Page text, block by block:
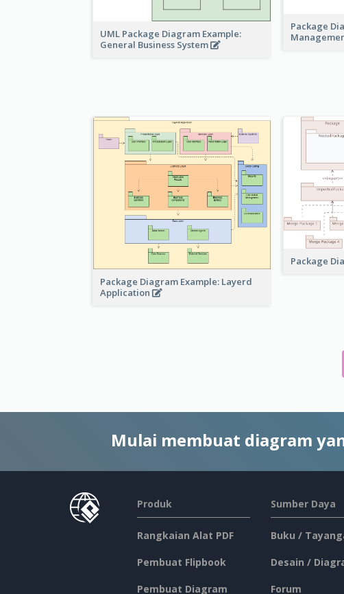
UML Package Diagram Example:
General Business System
Package
Package Diagram Example: Layerd
Application
Package
Mulai membuat diagram
Produk
Rangkaian Alat PDF
Pembuat Flipbook
Pembuat Diagram
Sumber Daya
Buku /
Desain /
Forum